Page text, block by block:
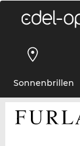
Sonnenbrillen